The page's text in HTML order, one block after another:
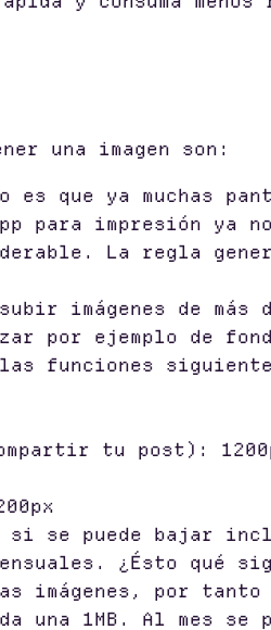
una imagen son:
que ya muchas
para impresión ya
La regla
imágenes de más
por ejemplo de
funciones
tu post):
se puede bajar
¿Ésto qué
imágenes, por
una 1MB. Al mes